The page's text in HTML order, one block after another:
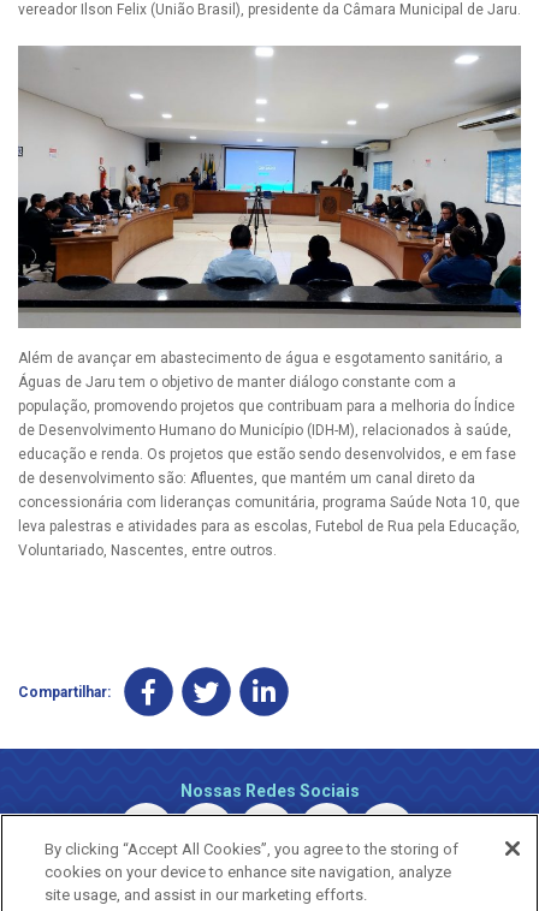
vereador Ilson Felix (União Brasil), presidente da Câmara Municipal de Jaru.
Além de avançar em abastecimento de água e esgotamento sanitário, a
Águas de Jaru tem o objetivo de manter diálogo constante com a
população, promovendo projetos que contribuam para a melhoria do Índice
de Desenvolvimento Humano do Município (IDH-M), relacionados à saúde,
educação e renda. Os projetos que estão sendo desenvolvidos, e em fase
de desenvolvimento são: Afluentes, que mantém um canal direto da
concessionária com lideranças comunitária, programa Saúde Nota 10, que
leva palestras e atividades para as escolas, Futebol de Rua pela Educação,
Voluntariado, Nascentes, entre outros.
Compartilhar:
Nossas Redes Sociais
By clicking “Accept All Cookies”, you agree to the storing of
cookies on your device to enhance site navigation, analyze
site usage, and assist in our marketing efforts.